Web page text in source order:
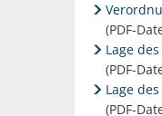
(PDF-
Lage
(PDF-
Lage
(PDF-